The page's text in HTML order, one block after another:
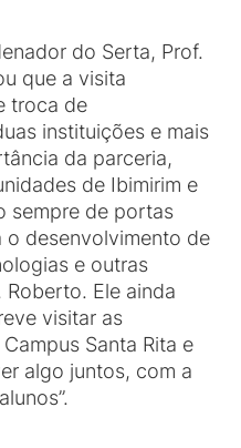
do Serta, Prof.
que a visita
troca de
instituições e mais
da parceria,
de Ibimirim e
sempre de portas
o desenvolvimento de
e outras
Roberto. Ele ainda
visitar as
Santa Rita e
algo juntos, com a